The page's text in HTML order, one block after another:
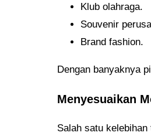
Klub olahraga.
Souvenir
Brand fashion.
Dengan banyaknya
Menyesuaikan
Salah satu